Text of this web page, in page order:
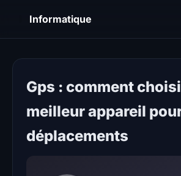
Informatique
Gps : comment
meilleur appareil
déplacements